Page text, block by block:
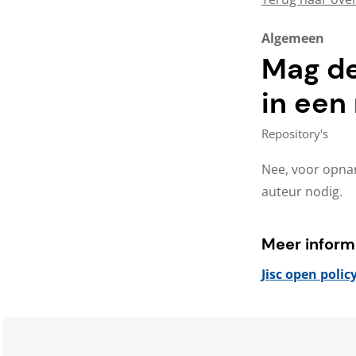
Algemeen
Mag
in
Repository's
Nee, voor
auteur nodig.
Meer
Jisc open